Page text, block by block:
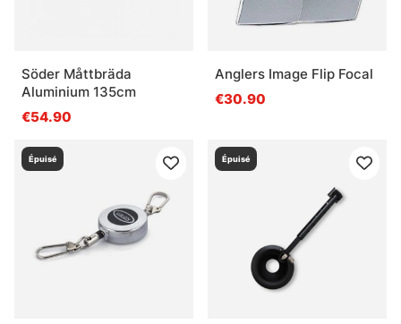
Söder Måttbräda
Aluminium 135cm
€54.90
Anglers Image Flip Focal
€30.90
Épuisé Épuisé